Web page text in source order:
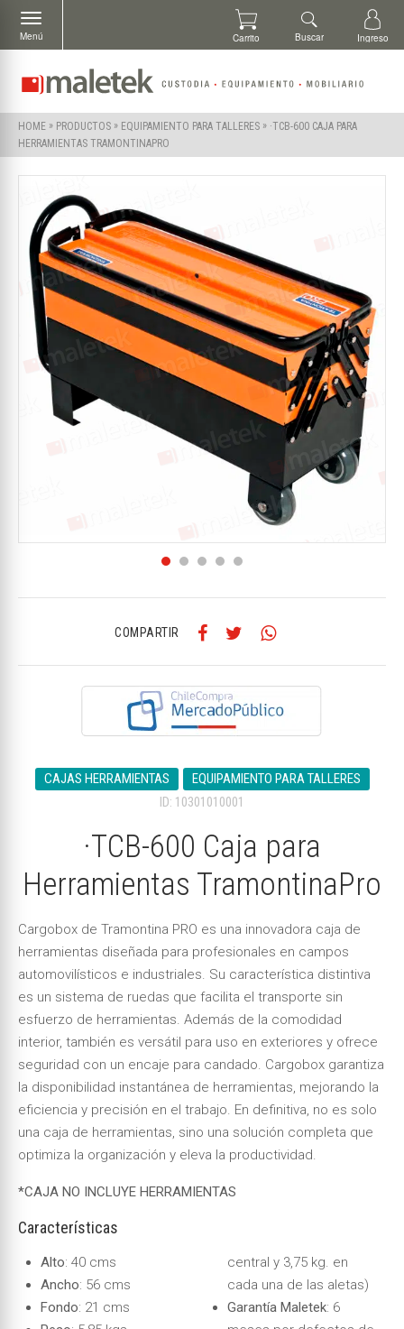
HOME » PRODUCTOS » EQUIPAMIENTO PARA TALLERES » ·TCB-600 CAJA PARA
HERRAMIENTAS TRAMONTINAPRO
COMPARTIR
CAJAS HERRAMIENTAS
EQUIPAMIENTO PARA TALLERES
ID: 10301010001
·TCB-600 Caja para
Herramientas TramontinaPro
Cargobox de Tramontina PRO es una innovadora caja de
herramientas diseñada para profesionales en campos
automovilísticos e industriales. Su característica distintiva
es un sistema de ruedas que facilita el transporte sin
esfuerzo de herramientas. Además de la comodidad
interior, también es versátil para uso en exteriores y ofrece
seguridad con un encaje para candado. Cargobox garantiza
la disponibilidad instantánea de herramientas, mejorando la
eficiencia y precisión en el trabajo. En definitiva, no es solo
una caja de herramientas, sino una solución completa que
optimiza la organización y eleva la productividad.
*CAJA NO INCLUYE HERRAMIENTAS
Características
Alto: 40 cms
Ancho: 56 cms
Fondo: 21 cms
central y 3,75 kg. en
cada una de las aletas)
Garantía Maletek: 6
Menú Carrito Buscar Ingreso